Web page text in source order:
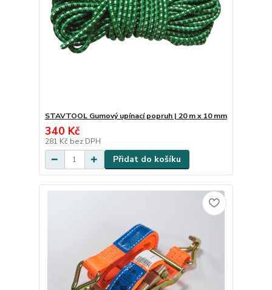
STAVTOOL Gumový upínací popruh | 20 m x 10 mm
340 Kč
281 Kč bez DPH
Přidat do košíku